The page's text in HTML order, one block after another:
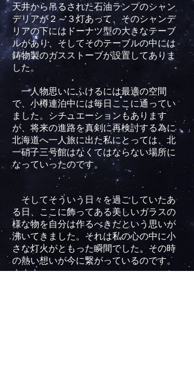
天井から吊るされた石油ランプのシャン
デリアが２～３灯あって、そのシャンデ
リアの下にはドーナツ型の大きなテーブ
ルがあり、そしてそのテーブルの中には
鋳物製のガスストーブが設置してありま
した。
一人物思いにふけるには最適の空間
で、小樽連泊中には毎日ここに通ってい
ました。シチュエーションもあります
が、将来の進路を真剣に再検討する為に
北海道へ一人旅に出た私にとっては、北
一硝子三号館はなくてはならない場所に
なっていったのです。
そしてそういう日々を過ごしていたあ
る日、ここに飾ってある美しいガラスの
様な物を自分は作るべきだという思いが
沸いてきました。それは私の心の中に小
さな灯火がともった瞬間でした。 その時
の熱い想いが今に繋がっているのです。
☆☆☆